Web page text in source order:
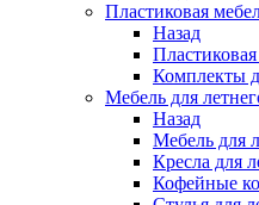
Пластиковая
Назад
Комплекты
Мебель для
Назад
Мебель для
Кресла для
Кофейные